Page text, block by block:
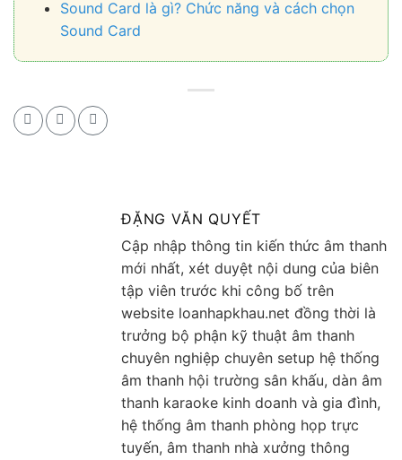
Sound Card là gì? Chức năng và cách chọn
Sound Card
ĐẶNG VĂN QUYẾT
Cập nhập thông tin kiến thức âm thanh
mới nhất, xét duyệt nội dung của biên
tập viên trước khi công bố trên
website loanhapkhau.net đồng thời là
trưởng bộ phận kỹ thuật âm thanh
chuyên nghiệp chuyên setup hệ thống
âm thanh hội trường sân khấu, dàn âm
thanh karaoke kinh doanh và gia đình,
hệ thống âm thanh phòng họp trực
tuyến, âm thanh nhà xưởng thông